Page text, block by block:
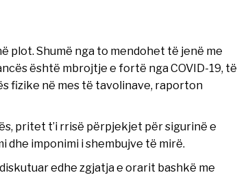
plot. Shumë nga to mendohet të jenë me
është mbrojtje e fortë nga COVID-19, të
fizike në mes të tavolinave, raporton
pritet t’i rrisë përpjekjet për sigurinë e
imponimi i shembujve të mirë.
edhe zgjatja e orarit bashkë me